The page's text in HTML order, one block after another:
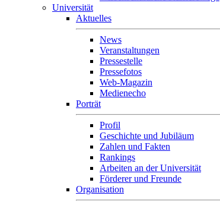
Universität
Aktuelles
News
Veranstaltungen
Pressestelle
Pressefotos
Web-Magazin
Medienecho
Porträt
Profil
Geschichte und Jubiläum
Zahlen und Fakten
Rankings
Arbeiten an der Universität
Förderer und Freunde
Organisation